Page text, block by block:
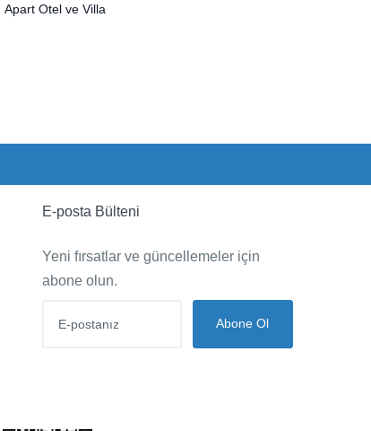
Apart Otel ve Villa
E-posta Bülteni
Yeni fırsatlar ve güncellemeler için
abone olun.
Abone Ol